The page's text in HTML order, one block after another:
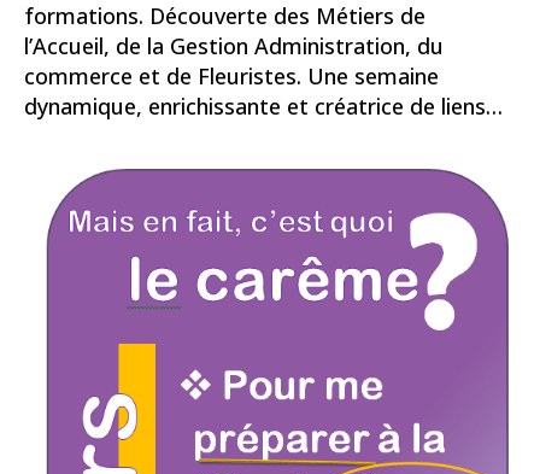
formations. Découverte des Métiers de
l’Accueil, de la Gestion Administration, du
commerce et de Fleuristes. Une semaine
dynamique, enrichissante et créatrice de liens…